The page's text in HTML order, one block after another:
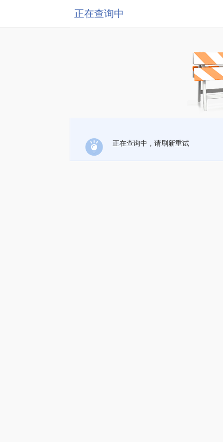
正在查询中
正在查询中，请刷新重试